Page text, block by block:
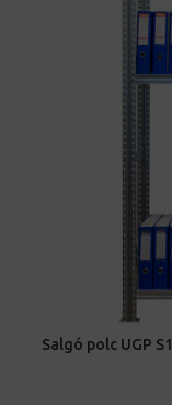
Salgó polc UGP